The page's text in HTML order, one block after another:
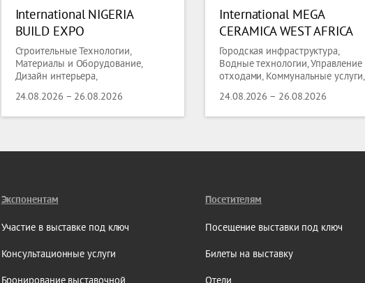
International NIGERIA
BUILD EXPO
Строительные Технологии,
Материалы и Оборудование,
Дизайн интерьера,
Энергетика, Защита окружающей
среды, Экология, Освещение,
Охлаждение,
24.08.2026 – 26.08.2026
International MEGA
CERAMICA WEST AFRICA
Городская инфраструктура,
Водные технологии, Управление
отходами, Коммунальные услуги,
Материалы и Оборудование,
Дизайн интерьера, Напольные
24.08.2026 – 26.08.2026
Экспонентам
Участие в выставке под ключ
Консультационные услуги
Бронирование выставочной
Посетителям
Посещение выставки под ключ
Билеты на выставку
Отели